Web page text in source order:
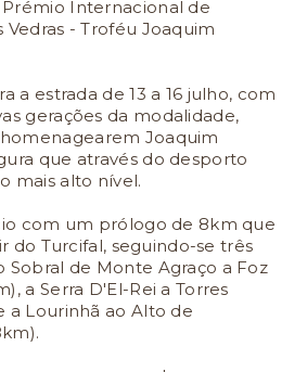
Internacional de
Vedras - Troféu Joaquim
a estrada de 13 a 16 julho, com
gerações da modalidade,
Joaquim
que através do desporto
mais alto nível.
com um prólogo de 8km que
do Turcifal, seguindo-se três
Sobral de Monte Agraço a Foz
a Serra D'El-Rei a Torres
a Lourinhã ao Alto de